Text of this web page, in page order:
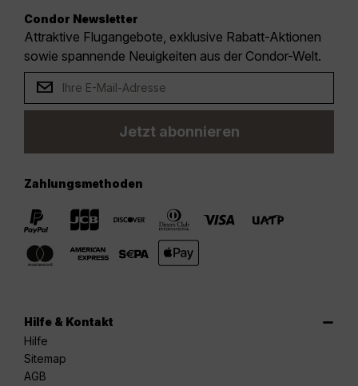
Condor Newsletter
Attraktive Flugangebote, exklusive Rabatt-Aktionen
sowie spannende Neuigkeiten aus der Condor-Welt.
Jetzt abonnieren
Zahlungsmethoden
Hilfe & Kontakt
Hilfe
Sitemap
AGB